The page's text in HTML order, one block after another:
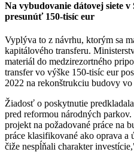
Na vybudovanie dátovej siete
presunúť 150-tisíc eur
Vyplýva to z návrhu, ktorým sa
kapitálového transferu.
materiál do medzirezortného
transfer vo výške 150-tisíc eur
2022 na rekonštrukciu budovy vo
Žiadosť o poskytnutie
pred reformou národných
projekt na požadované práce na
práce klasifikované ako oprava
čiže nespĺňali charakter